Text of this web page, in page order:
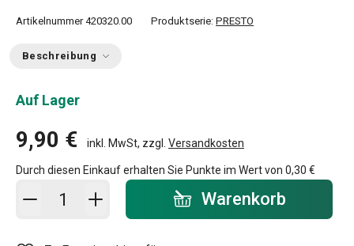
Artikelnummer 420320.00 Produktserie: PRESTO
Beschreibung
Auf Lager
9,90 € inkl. MwSt, zzgl. Versandkosten
Durch diesen Einkauf erhalten Sie Punkte im Wert von 0,30 €
In den Warenkorb - Menge Warenkorb